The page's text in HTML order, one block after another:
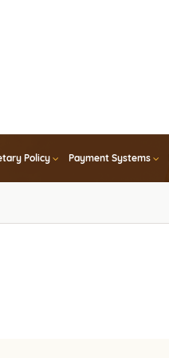
Policy Payment Systems